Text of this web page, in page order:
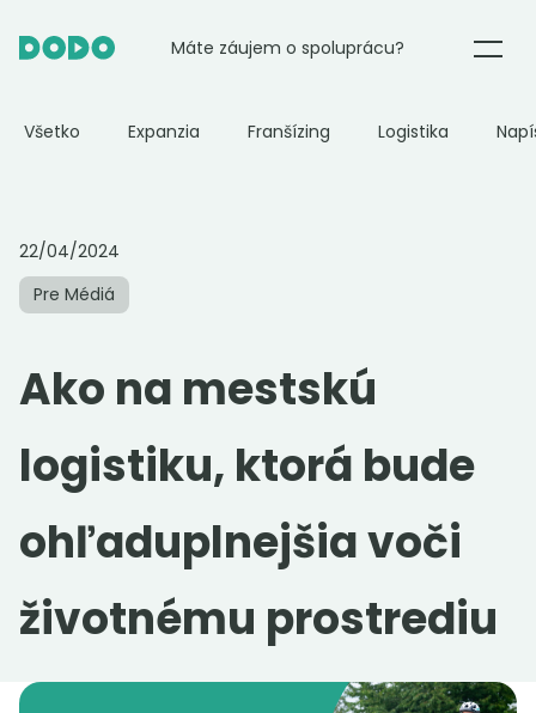
E-commerce
Reštaurácie
Blog
Práca v DODO
idodo.sk
Máte záujem o spoluprácu?
Všetko Expanzia Franšízing Logistika
22/04/2024
Pre Médiá
Ako na mestskú
logistiku, ktorá bude
ohľaduplnejšia voči
životnému prostrediu